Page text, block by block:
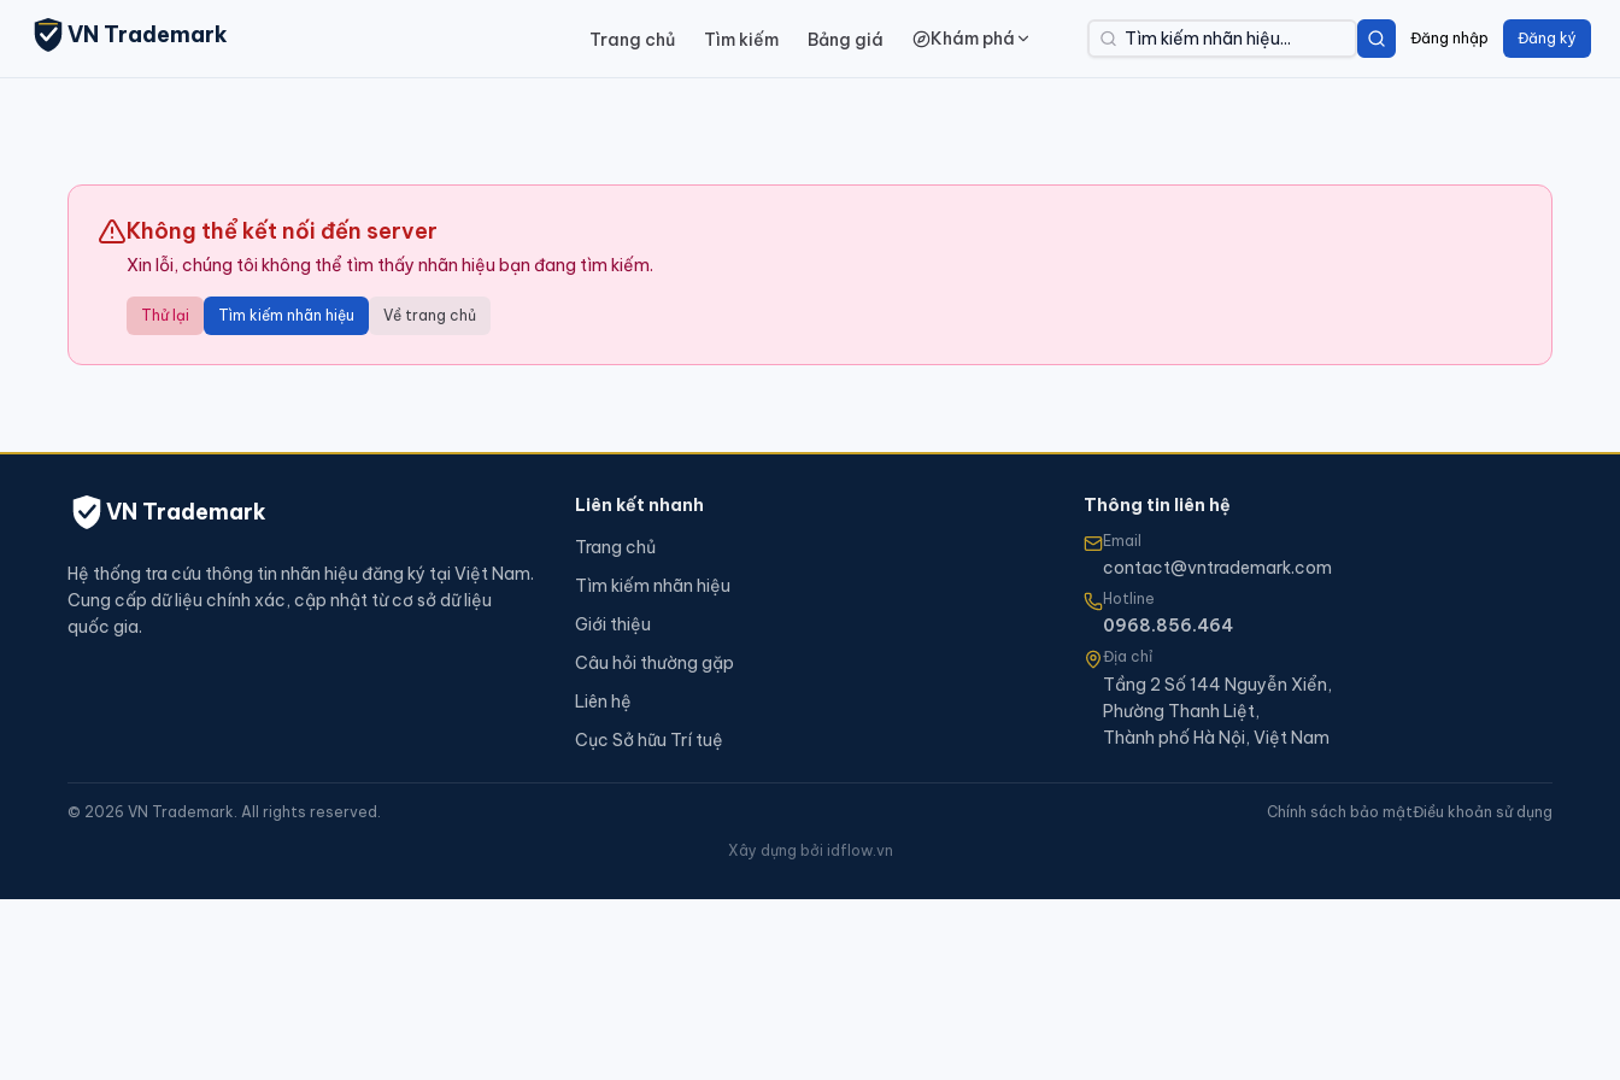
VN Trademark Trang chủ Tìm kiếm Bảng giá Khám phá Đăng nhập Đăng ký
Không thể kết nối đến server
Xin lỗi, chúng tôi không thể tìm thấy nhãn hiệu bạn đang tìm kiếm.
Thử lại Tìm kiếm nhãn hiệu Về trang chủ
VN Trademark
Hệ thống tra cứu thông tin nhãn hiệu đăng ký tại Việt Nam.
Cung cấp dữ liệu chính xác, cập nhật từ cơ sở dữ liệu
quốc gia.
Liên kết nhanh
Trang chủ
Tìm kiếm nhãn hiệu
Giới thiệu
Câu hỏi thường gặp
Liên hệ
Cục Sở hữu Trí tuệ
Thông tin liên hệ
Email
contact@vntrademark.com
Hotline
0968.856.464
Địa chỉ
Tầng 2 Số 144 Nguyễn Xiển,
Phường Thanh Liệt,
Thành phố Hà Nội, Việt Nam
© 2026 VN Trademark. All rights reserved. Chính sách bảo mậtĐiều khoản sử dụng
Xây dựng bởi idflow.vn